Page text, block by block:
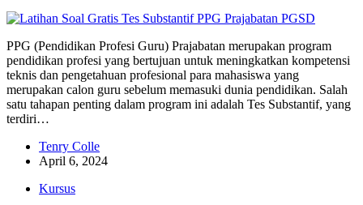
PPG (Pendidikan Profesi Guru) Prajabatan merupakan program
pendidikan profesi yang bertujuan untuk meningkatkan kompetensi
teknis dan pengetahuan profesional para mahasiswa yang
merupakan calon guru sebelum memasuki dunia pendidikan. Salah
satu tahapan penting dalam program ini adalah Tes Substantif, yang
terdiri…
Tenry Colle
April 6, 2024
Kursus